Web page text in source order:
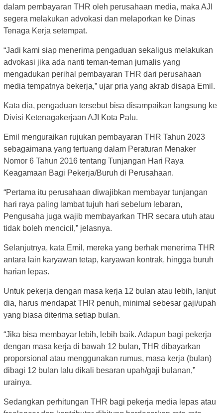
dalam pembayaran THR oleh perusahaan media, maka AJI
segera melakukan advokasi dan melaporkan ke Dinas
Tenaga Kerja setempat.
“Jadi kami siap menerima pengaduan sekaligus melakukan
advokasi jika ada nanti teman-teman jurnalis yang
mengadukan perihal pembayaran THR dari perusahaan
media tempatnya bekerja,” ujar pria yang akrab disapa Emil.
Kata dia, pengaduan tersebut bisa disampaikan langsung ke
Divisi Ketenagakerjaan AJI Kota Palu.
Emil menguraikan rujukan pembayaran THR Tahun 2023
sebagaimana yang tertuang dalam Peraturan Menaker
Nomor 6 Tahun 2016 tentang Tunjangan Hari Raya
Keagamaan Bagi Pekerja/Buruh di Perusahaan.
“Pertama itu perusahaan diwajibkan membayar tunjangan
hari raya paling lambat tujuh hari sebelum lebaran,
Pengusaha juga wajib membayarkan THR secara utuh atau
tidak boleh mencicil,” jelasnya.
Selanjutnya, kata Emil, mereka yang berhak menerima THR
antara lain karyawan tetap, karyawan kontrak, hingga buruh
harian lepas.
Untuk pekerja dengan masa kerja 12 bulan atau lebih, lanjut
dia, harus mendapat THR penuh, minimal sebesar gaji/upah
yang biasa diterima setiap bulan.
“Jika bisa membayar lebih, lebih baik. Adapun bagi pekerja
dengan masa kerja di bawah 12 bulan, THR dibayarkan
proporsional atau menggunakan rumus, masa kerja (bulan)
dibagi 12 bulan lalu dikali besaran upah/gaji bulanan,”
urainya.
Sedangkan perhitungan THR bagi pekerja media lepas atau